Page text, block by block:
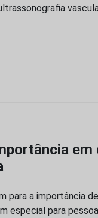
para a importância
especial para